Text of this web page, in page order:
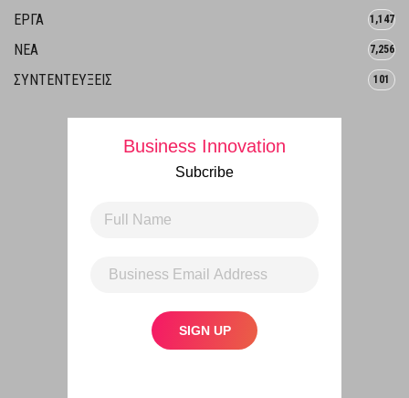
ΕΡΓΑ 1,147
ΝΕΑ 7,256
ΣΥΝΤΕΝΤΕΥΞΕΙΣ 101
Business Innovation
Subcribe